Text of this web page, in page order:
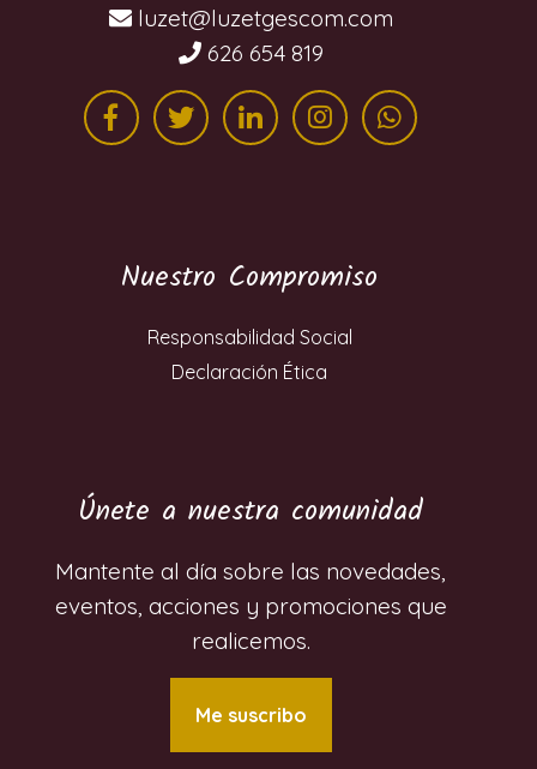
moc.mocsegtezul@tezul
626 654 819
Nuestro Compromiso
Responsabilidad Social
Declaración Ética
Únete a nuestra comunidad
Mantente al día sobre las novedades,
eventos, acciones y promociones que
realicemos.
Me suscribo